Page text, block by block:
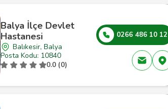
Balya İlçe Devlet
Hastanesi
Balıkesir, Balya
Posta Kodu: 10840
0.0 (0)
0266 486 10 12